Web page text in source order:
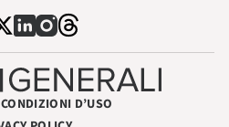
D’USO